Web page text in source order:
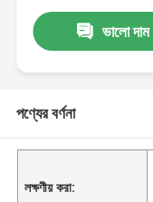
ভালো দাম
পণ্যের বর্ণনা
লক্ষণীয় করা: